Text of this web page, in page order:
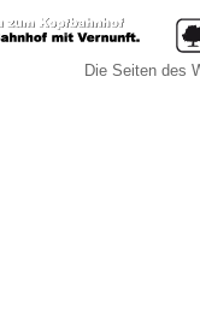
Die Seiten des